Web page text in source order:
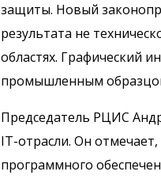
защиты. Новый
результата не
областях. Графический
промышленным
Председатель РЦИС
IT-отрасли. Он
программного